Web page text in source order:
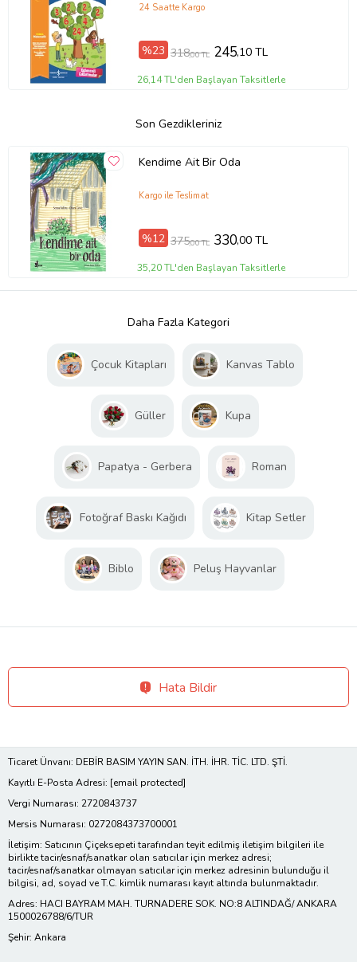
24 Saatte Kargo
%23 318,00 TL 245,10 TL
26,14 TL'den Başlayan Taksitlerle
Son Gezdikleriniz
Kendime Ait Bir Oda
Kargo ile Teslimat
%12 375,00 TL 330,00 TL
35,20 TL'den Başlayan Taksitlerle
Daha Fazla Kategori
Çocuk Kitapları Kanvas Tablo
Güller Kupa
Papatya - Gerbera Roman
Fotoğraf Baskı Kağıdı Kitap Setler
Biblo Peluş Hayvanlar
Hata Bildir
Ticaret Ünvanı: DEBİR BASIM YAYIN SAN. İTH. İHR. TİC. LTD. ŞTİ.
Kayıtlı E-Posta Adresi: [email protected]
Vergi Numarası: 2720843737
Mersis Numarası: 0272084373700001
İletişim: Satıcının Çiçeksepeti tarafından teyit edilmiş iletişim bilgileri ile
birlikte tacir/esnaf/sanatkar olan satıcılar için merkez adresi;
tacir/esnaf/sanatkar olmayan satıcılar için merkez adresinin bulunduğu il
bilgisi, ad, soyad ve T.C. kimlik numarası kayıt altında bulunmaktadır.
Adres: HACI BAYRAM MAH. TURNADERE SOK. NO:8 ALTINDAĞ/ ANKARA
1500026788/6/TUR
Şehir: Ankara